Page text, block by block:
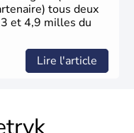
tous deux
et 4,9 milles du
Lire l'article